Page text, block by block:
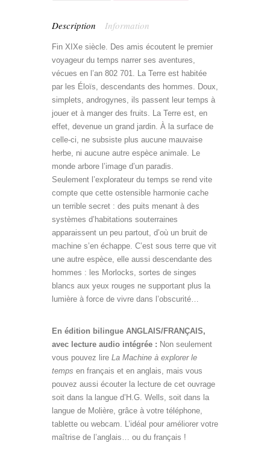
Description Information
Fin XIXe siècle. Des amis écoutent le premier
voyageur du temps narrer ses aventures,
vécues en l’an 802 701. La Terre est habitée
par les Éloïs, descendants des hommes. Doux,
simplets, androgynes, ils passent leur temps à
jouer et à manger des fruits. La Terre est, en
effet, devenue un grand jardin. À la surface de
celle-ci, ne subsiste plus aucune mauvaise
herbe, ni aucune autre espèce animale. Le
monde arbore l’image d’un paradis.
Seulement l’explorateur du temps se rend vite
compte que cette ostensible harmonie cache
un terrible secret : des puits menant à des
systèmes d’habitations souterraines
apparaissent un peu partout, d’où un bruit de
machine s’en échappe. C’est sous terre que vit
une autre espèce, elle aussi descendante des
hommes : les Morlocks, sortes de singes
blancs aux yeux rouges ne supportant plus la
lumière à force de vivre dans l’obscurité…
En édition bilingue ANGLAIS/FRANÇAIS,
avec lecture audio intégrée : Non seulement
vous pouvez lire La Machine à explorer le
temps en français et en anglais, mais vous
pouvez aussi écouter la lecture de cet ouvrage
soit dans la langue d’H.G. Wells, soit dans la
langue de Molière, grâce à votre téléphone,
tablette ou webcam. L’idéal pour améliorer votre
maîtrise de l’anglais… ou du français !